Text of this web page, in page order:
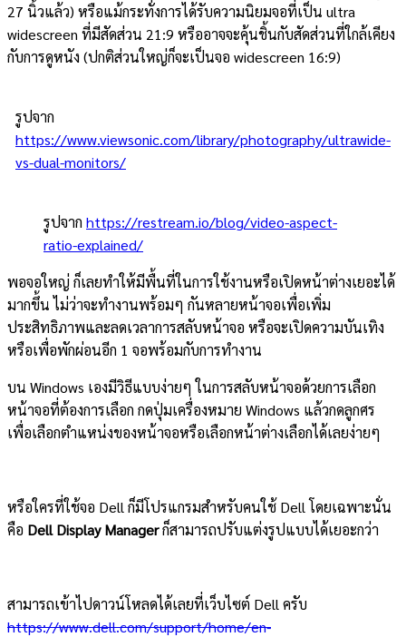
27 นิ้วแล้ว) หรือแม้กระทั่งการได้รับความนิยมจอที่เป็น ultra
widescreen ที่มีสัดส่วน 21:9 หรืออาจจะคุ้นชิ้นกับสัดส่วนที่ใกล้เคียง
กับการดูหนัง (ปกติส่วนใหญ่ก็จะเป็นจอ widescreen 16:9)
รูปจาก
https://www.viewsonic.com/library/photography/ultrawide-
vs-dual-monitors/
รูปจาก https://restream.io/blog/video-aspect-
ratio-explained/
พอจอใหญ่ ก็เลยทำให้มีพื้นที่ในการใช้งานหรือเปิดหน้าต่างเยอะได้
มากขึ้น ไม่ว่าจะทำงานพร้อมๆ กันหลายหน้าจอเพื่อเพิ่ม
ประสิทธิภาพและลดเวลาการสลับหน้าจอ หรือจะเปิดความบันเทิง
หรือเพื่อพักผ่อนอีก 1 จอพร้อมกับการทำงาน
บน Windows เองมีวิธีแบบง่ายๆ ในการสลับหน้าจอด้วยการเลือก
หน้าจอที่ต้องการเลือก กดปุ่มเครื่องหมาย Windows แล้วกดลูกศร
เพื่อเลือกตำแหน่งของหน้าจอหรือเลือกหน้าต่างเลือกได้เลยง่ายๆ
หรือใครที่ใช้จอ Dell ก็มีโปรแกรมสำหรับคนใช้ Dell โดยเฉพาะนั่น
คือ Dell Display Managerก็สามารถปรับแต่งรูปแบบได้เยอะกว่า
สามารถเข้าไปดาวน์โหลดได้เลยที่เว็บไซต์ Dell ครับ
https://www.dell.com/support/home/en-